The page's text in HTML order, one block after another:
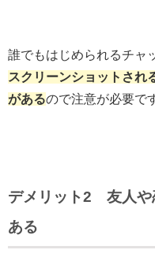
誰でもはじめられるチャ
スクリーンショットされ
があるので注意が必要で
デメリット2 友人や
ある